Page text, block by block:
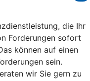
die Ihr
Forderungen sofort
können auf einen
sein.
wir Sie gern zu